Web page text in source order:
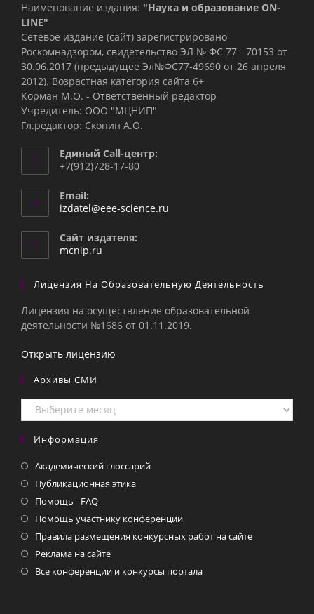
Наименование издания: "Наука и образование ON-
LINE"
Сетевое издание (сайт) зарегистрировано
Роскомнадзором, свидетельство ЭЛ № ФС 77 - 70153 от
30.06.2017 (предыдущее Эл№ФC77-49690 от 26 апреля
2012). Возрастная категория сайта 6+
Корман М.О. - Ответственный редактор
Учредитель: ООО "МЦНИП"
Гл.редактор: Скопин А.О.
Единый Call-центр:
+7(912)728-17-80
Email:
izdatel@eee-science.ru
Сайт издателя:
mcnip.ru
Лицензия На Образовательную Деятельность
Лицензия на осуществление образовательной
деятельности №1686 от 01.11.2019.
Открыть лицензию
Архивы СМИ
Архивы
СМИ
Информация
Академический глоссарий
Публикационная этика
Помощь - FAQ
Помощь участнику конференции
Правила размещения конкурсных работ на сайте
Реклама на сайте
Все конференции и конкурсы портала